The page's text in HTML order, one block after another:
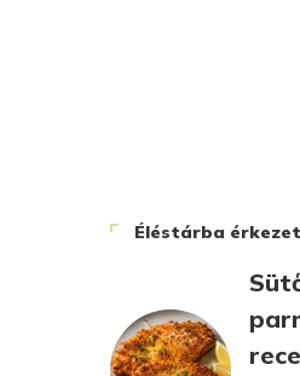
Éléstárba